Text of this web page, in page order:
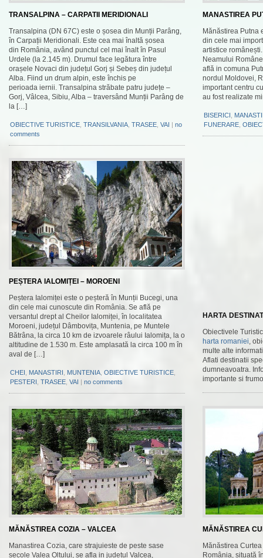
TRANSALPINA – CARPATII MERIDIONALI
Transalpina (DN 67C) este o șosea din Munții Parâng,
în Carpații Meridionali. Este cea mai înaltă șosea
din România, având punctul cel mai înalt în Pasul
Urdele (la 2.145 m). Drumul face legătura între
orașele Novaci din județul Gorj și Sebeș din județul
Alba. Fiind un drum alpin, este închis pe
perioada iernii. Transalpina străbate patru județe –
Gorj, Vâlcea, Sibiu, Alba – traversând Munții Parâng de
la […]
OBIECTIVE TURISTICE TRANSILVANIA TRASEE VAI | no
comments
MANASTIREA
Mănăstirea Putna
din cele mai
artistice
Neamului
află in comuna
nordul Moldovei,
important centru
au fost realizate
BISERICI
FUNERARE
PEȘTERA IALOMIȚEI – MOROENI
Peștera Ialomiței este o peșteră în Munții Bucegi, una
din cele mai cunoscute din România. Se află pe
versantul drept al Cheilor Ialomiței, în localitatea
Moroeni, județul Dâmbovița, Muntenia, pe Muntele
Bătrâna, la circa 10 km de izvoarele râului Ialomița, la o
altitudine de 1.530 m. Este amplasată la circa 100 m în
aval de […]
CHEI MANASTIRI MUNTENIA OBIECTIVE TURISTICE
PESTERI TRASEE VAI | no comments
HARTA
Obiectivele
harta romaniei,
multe alte
Aflati destinatii
dumneavoatra.
importante si
MĂNĂSTIREA COZIA – VALCEA
Manastirea Cozia, care strajuieste de peste sase
secole Valea Oltului, se afla in judetul Valcea,
MĂNĂSTIREA
Mănăstirea
România, situată